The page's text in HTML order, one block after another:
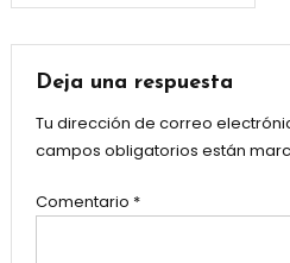
entradas
Deja una respuesta
Tu dirección de correo
campos obligatorios están
Comentario *